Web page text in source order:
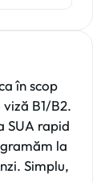
în scop
B1/B2.
SUA rapid
la
Simplu,